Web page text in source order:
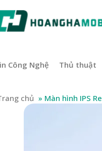
Công Nghệ Thủ thuật
chủ » Màn hình IPS